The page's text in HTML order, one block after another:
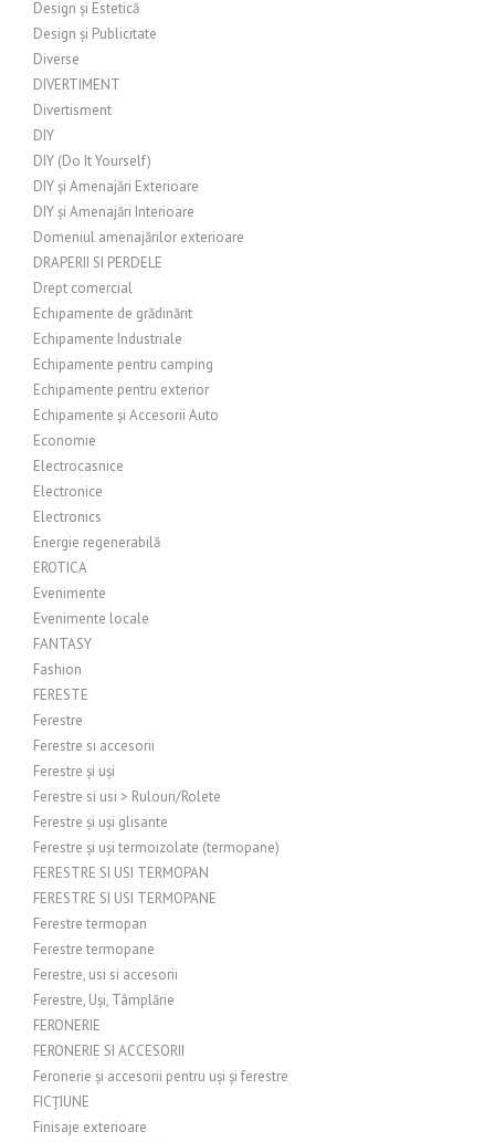
Design și Estetică
Design și Publicitate
Diverse
DIVERTIMENT
Divertisment
DIY
DIY (Do It Yourself)
DIY și Amenajări Exterioare
DIY și Amenajări Interioare
Domeniul amenajărilor exterioare
DRAPERII SI PERDELE
Drept comercial
Echipamente de grădinărit
Echipamente Industriale
Echipamente pentru camping
Echipamente pentru exterior
Echipamente și Accesorii Auto
Economie
Electrocasnice
Electronice
Electronics
Energie regenerabilă
EROTICA
Evenimente
Evenimente locale
FANTASY
Fashion
FERESTE
Ferestre
Ferestre si accesorii
Ferestre și uși
Ferestre si usi > Rulouri/Rolete
Ferestre și uși glisante
Ferestre și uși termoizolate (termopane)
FERESTRE SI USI TERMOPAN
FERESTRE SI USI TERMOPANE
Ferestre termopan
Ferestre termopane
Ferestre, usi si accesorii
Ferestre, Uși, Tâmplărie
FERONERIE
FERONERIE SI ACCESORII
Feronerie și accesorii pentru uși și ferestre
FICȚIUNE
Finisaje exterioare